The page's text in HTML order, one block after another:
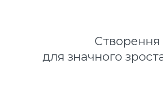
Створення
для значного